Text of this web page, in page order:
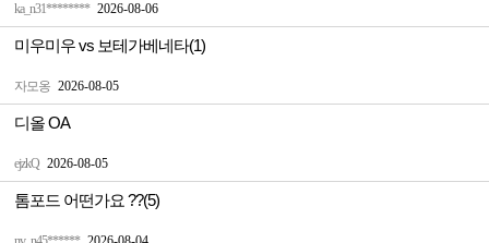
ka_n31******** 2026-08-06
자모옹 2026-08-05
미우미우 vs 보테가베네타(1)
ejzkQ 2026-08-05
디올 OA
톰포드 어떤가요 ??(5)